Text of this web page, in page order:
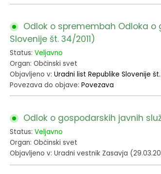
Odlok o spremembah Odloka o
Slovenije št. 34/2011)
Status: Veljavno
Organ: Občinski svet
Objavljeno v: Uradni list Republike Slovenije št.
Povezava do objave: Povezava
Odlok o gospodarskih javnih
Status: Veljavno
Organ: Občinski svet
Objavljeno v: Uradni vestnik Zasavja